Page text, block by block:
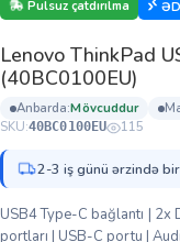
Pulsuz çatdırılma
Lenovo ThinkPad
(40BC0100EU)
anbarda: mövcuddur
SKU:40BC0100EU 115
2-3 iş günü ərzində
USB4 Type-C bağlantı |
portları | USB-C portu |